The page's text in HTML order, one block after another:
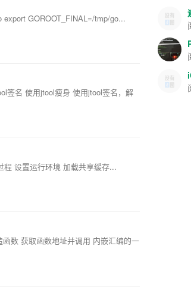
GOROOT_FINAL=/tmp/go...
签名 使用jtool瘦身 使用jtool签名，解
设置运行环境 加载共享缓存...
数 获取函数地址并调用 内嵌汇编的一